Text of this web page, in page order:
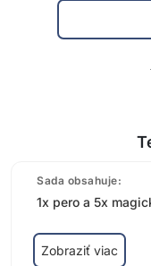
Sada obsahuje:
1x pero a 5x
Zobraziť viac